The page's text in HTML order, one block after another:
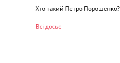
Хто такий Петро Порошенко?
Всі досьє